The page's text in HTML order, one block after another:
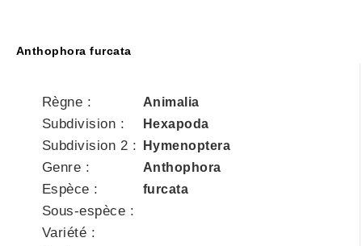
Anthophora furcata
Règne : Animalia
Subdivision : Hexapoda
Subdivision 2 : Hymenoptera
Genre : Anthophora
Espèce : furcata
Sous-espèce :
Variété :